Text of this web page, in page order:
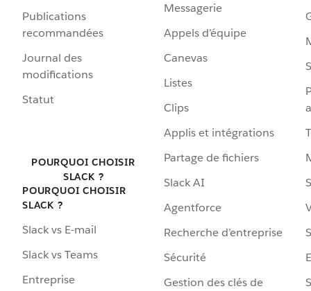
Publications
recommandées
Journal des
modifications
Statut
POURQUOI CHOISIR
SLACK ?
POURQUOI CHOISIR
SLACK ?
Slack vs E-mail
Slack vs Teams
Entreprise
Messagerie
Appels d’équipe
Canevas
Listes
Clips
Applis et intégrations
Partage de fichiers
Slack AI
Agentforce
Recherche d’entreprise
Sécurité
Gestion des clés de